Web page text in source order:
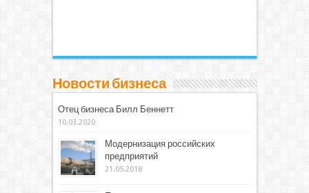
Новости бизнеса
Отец бизнеса Билл Беннетт
10.03.2020
Модернизация российских
предприятий
21.05.2018